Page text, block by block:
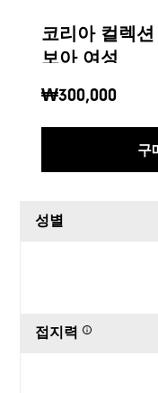
코리아 컬렉
보아 여성
₩300,000
구
성별
접지력